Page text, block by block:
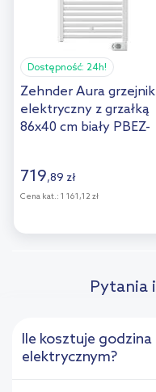
Dostępność: 24h!
Zehnder Aura grzejnik
elektryczny z grzałką
86x40 cm biały PBEZ-
719,89 zł
Cena kat.: 1 161,12 zł
Pytania
Ile kosztuje
elektrycznym?